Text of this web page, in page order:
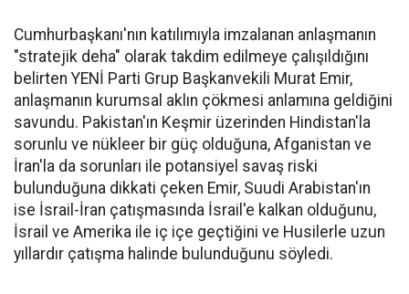
Cumhurbaşkanı'nın katılımıyla imzalanan anlaşmanın
"stratejik deha" olarak takdim edilmeye çalışıldığını
belirten YENİ Parti Grup Başkanvekili Murat Emir,
anlaşmanın kurumsal aklın çökmesi anlamına geldiğini
savundu. Pakistan'ın Keşmir üzerinden Hindistan'la
sorunlu ve nükleer bir güç olduğuna, Afganistan ve
İran'la da sorunları ile potansiyel savaş riski
bulunduğuna dikkati çeken Emir, Suudi Arabistan'ın
ise İsrail-İran çatışmasında İsrail'e kalkan olduğunu,
İsrail ve Amerika ile iç içe geçtiğini ve Husilerle uzun
yıllardır çatışma halinde bulunduğunu söyledi.